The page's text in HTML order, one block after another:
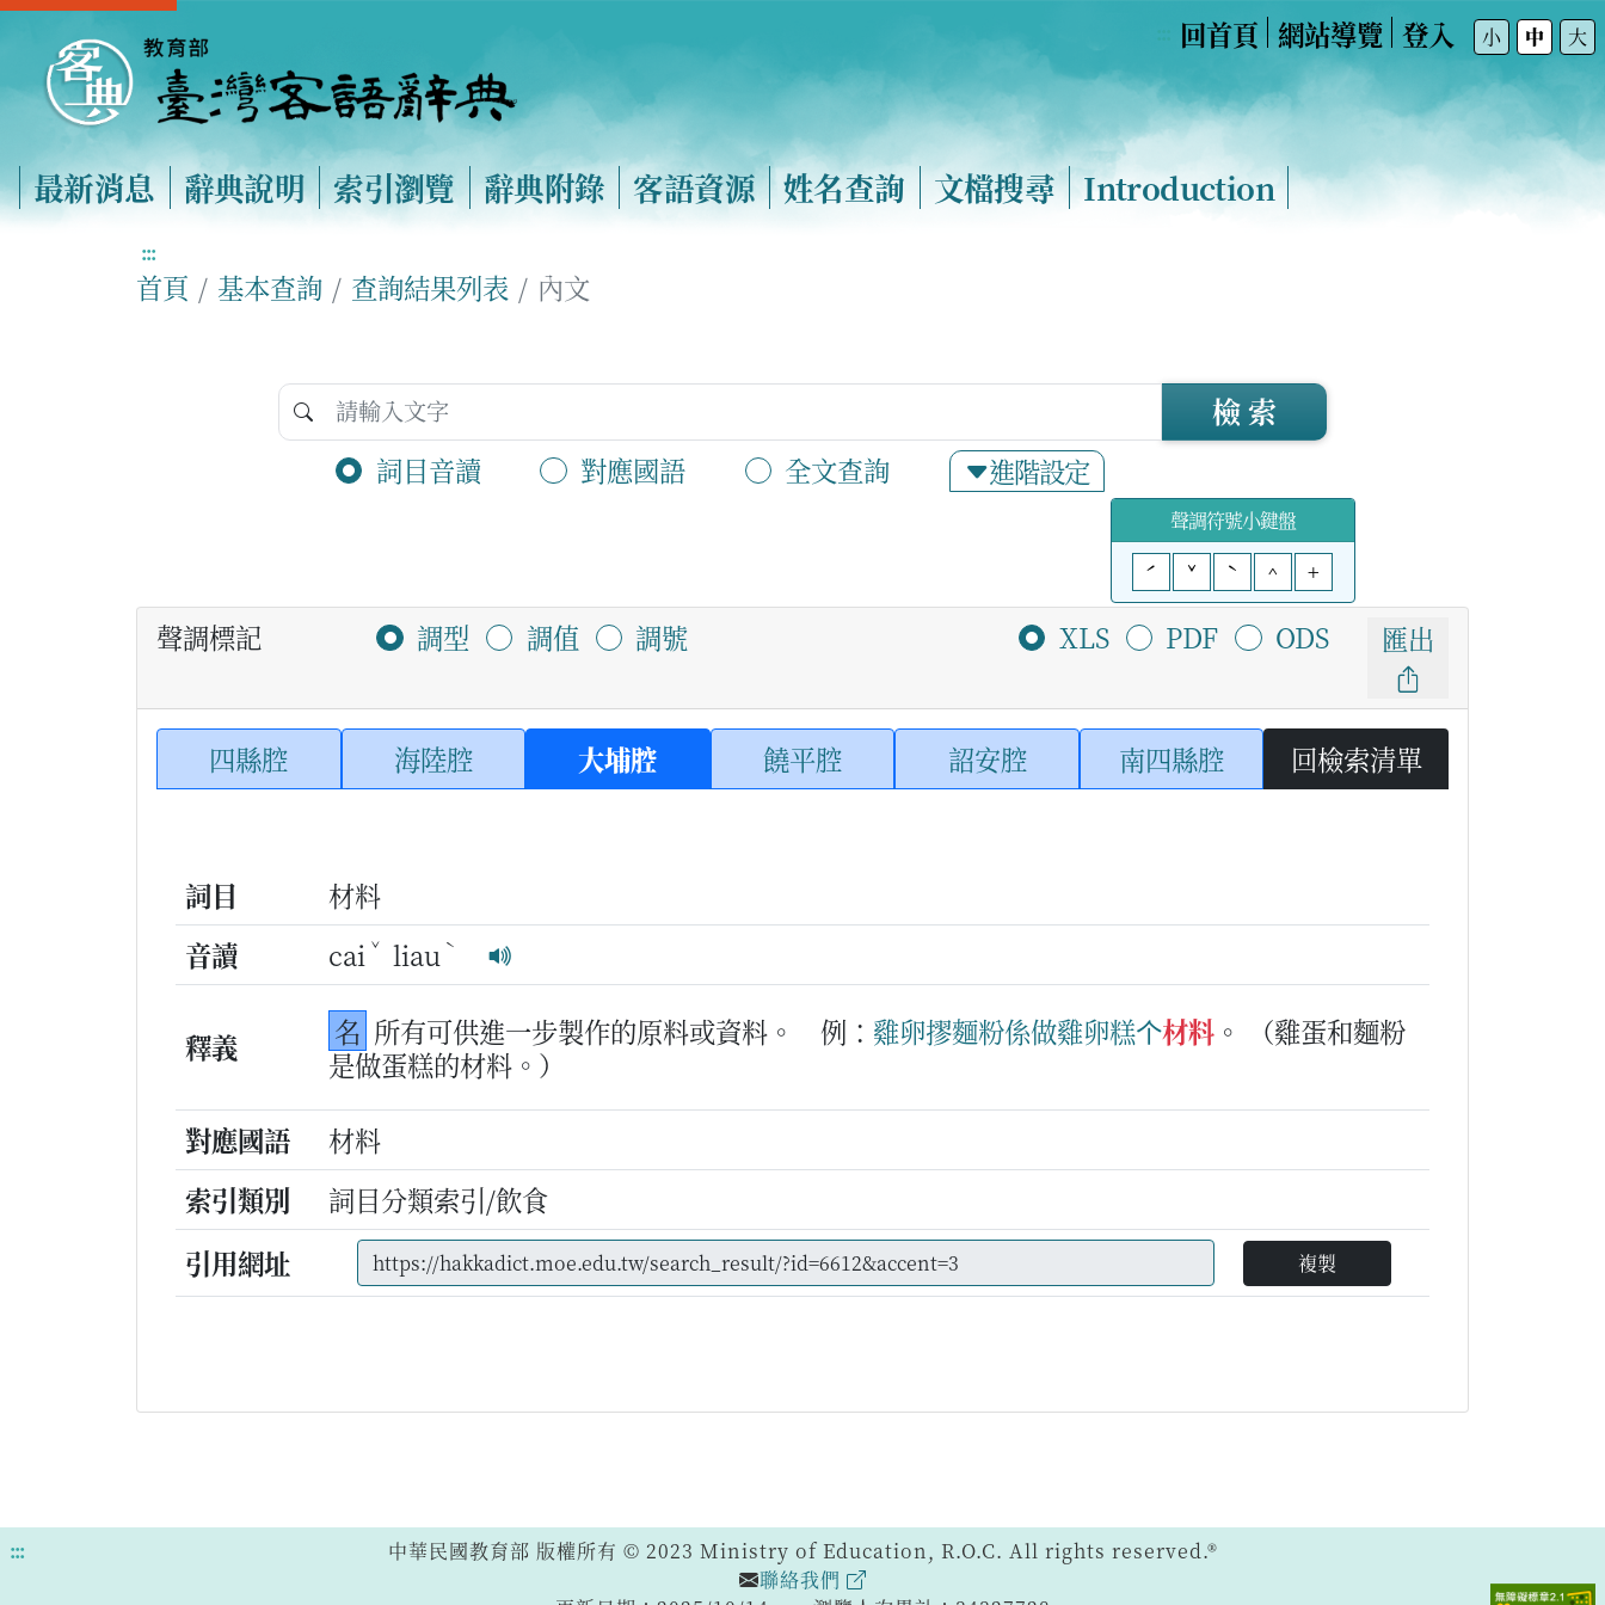
回首頁 網站導覽 登入 小 中 大
最新消息 辭典說明 索引瀏覽 辭典附錄 客語資源 姓名查詢 文檔搜尋 Introduction
:::
首頁 基本查詢 查詢結果列表 內文
詞目音讀 對應國語 全文查詢 進階設定
檢 索
聲調符號小鍵盤
ˊ
ˇ ˋ ^ +
聲調標記 調型 調值 調號 XLS PDF ODS 匯出
四縣腔 海陸腔 大埔腔 饒平腔 詔安腔 南四縣腔 回檢索清單
詞目
材料
音讀
cai ˇ liau ˋ
釋義 名 所有可供進一步製作的原料或資料。 例： 雞卵摎麵粉係做雞卵糕个材料 。
（雞蛋和麵粉
是做蛋糕的材料。）
對應國語
材料
索引類別
詞目分類索引/飲食
引用網址
複製
:::
中華民國教育部 版權所有 © 2023 Ministry of Education, R.O.C. All rights reserved.®
聯絡我們